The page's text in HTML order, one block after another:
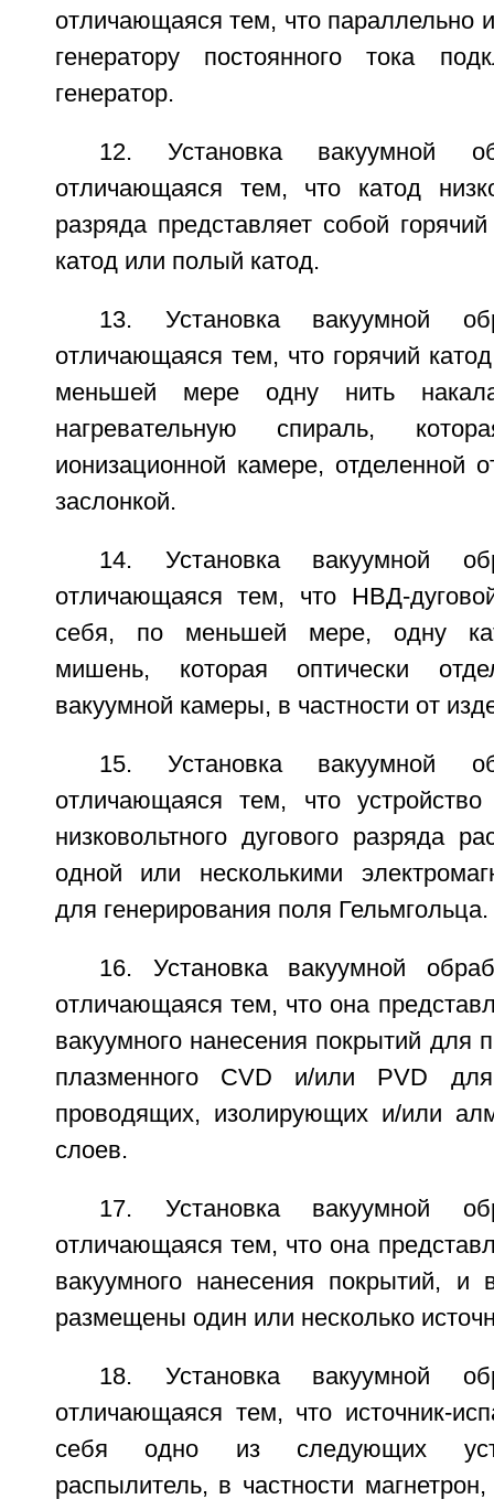
отличающаяся тем, что параллельно
генератору постоянного тока
генератор.
12. Установка вакуумной
отличающаяся тем, что катод
разряда представляет собой
катод или полый катод.
13. Установка вакуумной
отличающаяся тем, что горячий
меньшей мере одну нить
нагревательную спираль,
ионизационной камере, отделенной
заслонкой.
14. Установка вакуумной
отличающаяся тем, что НВД-
себя, по меньшей мере, одну
мишень, которая оптически
вакуумной камеры, в частности от
15. Установка вакуумной
отличающаяся тем, что устройство
низковольтного дугового разряда
одной или несколькими
для генерирования поля Гельмгольца.
16. Установка вакуумной
отличающаяся тем, что она
вакуумного нанесения покрытий для
плазменного CVD и/или PVD
проводящих, изолирующих и/или
слоев.
17. Установка вакуумной
отличающаяся тем, что она
вакуумного нанесения покрытий, и
размещены один или несколько
18. Установка вакуумной
отличающаяся тем, что источник-
себя одно из следующих
распылитель, в частности